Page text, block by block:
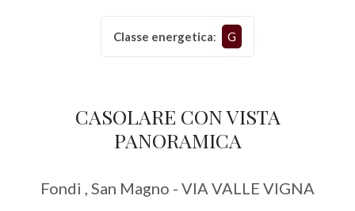
Classe energetica: G
CASOLARE CON VISTA
PANORAMICA
Fondi , San Magno - VIA VALLE VIGNA
multiscelta
Residenziali